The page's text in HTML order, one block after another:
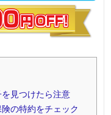
見つけたら注意
の特約をチェック